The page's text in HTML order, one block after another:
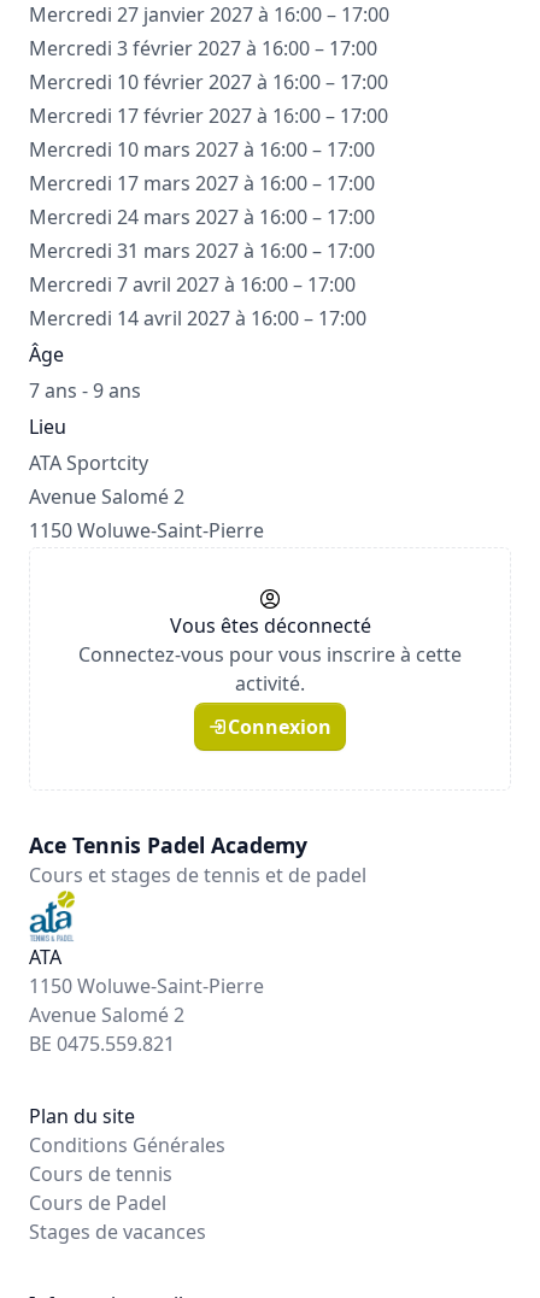
Mercredi 27 janvier 2027 à 16:00 – 17:00
Mercredi 3 février 2027 à 16:00 – 17:00
Mercredi 10 février 2027 à 16:00 – 17:00
Mercredi 17 février 2027 à 16:00 – 17:00
Mercredi 10 mars 2027 à 16:00 – 17:00
Mercredi 17 mars 2027 à 16:00 – 17:00
Mercredi 24 mars 2027 à 16:00 – 17:00
Mercredi 31 mars 2027 à 16:00 – 17:00
Mercredi 7 avril 2027 à 16:00 – 17:00
Mercredi 14 avril 2027 à 16:00 – 17:00
Âge
7 ans - 9 ans
Lieu
ATA Sportcity
Avenue Salomé 2
1150 Woluwe-Saint-Pierre
Vous êtes déconnecté
Connectez-vous pour vous inscrire à cette
activité.
Connexion
Ace Tennis Padel Academy
Cours et stages de tennis et de padel
ATA
1150 Woluwe-Saint-Pierre
Avenue Salomé 2
BE 0475.559.821
Plan du site
Conditions Générales
Cours de tennis
Cours de Padel
Stages de vacances